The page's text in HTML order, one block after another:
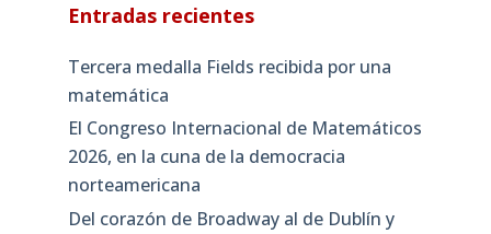
Entradas recientes
Tercera medalla Fields recibida por una
matemática
El Congreso Internacional de Matemáticos
2026, en la cuna de la democracia
norteamericana
Del corazón de Broadway al de Dublín y